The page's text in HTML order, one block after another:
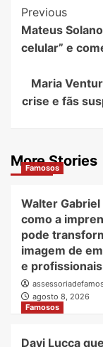
Post
Previous
Mateus
celular” e
Maria
crise e fãs
More Stories
Famosos
Walter
como a
pode
imagem de
e profissionais
agosto 8, 2026
Famosos
Davi Lucca